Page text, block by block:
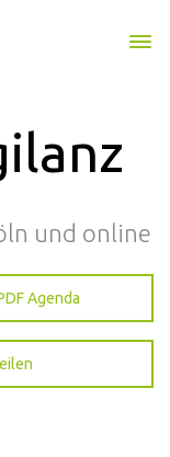
und online
Agenda